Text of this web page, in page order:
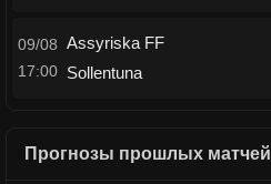
09/08
17:00
Assyriska FF
Sollentuna
Прогнозы прошлых матчей